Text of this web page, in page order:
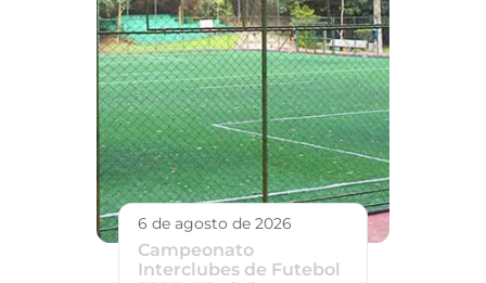
6 de agosto de 2026
Campeonato
Interclubes de Futebol